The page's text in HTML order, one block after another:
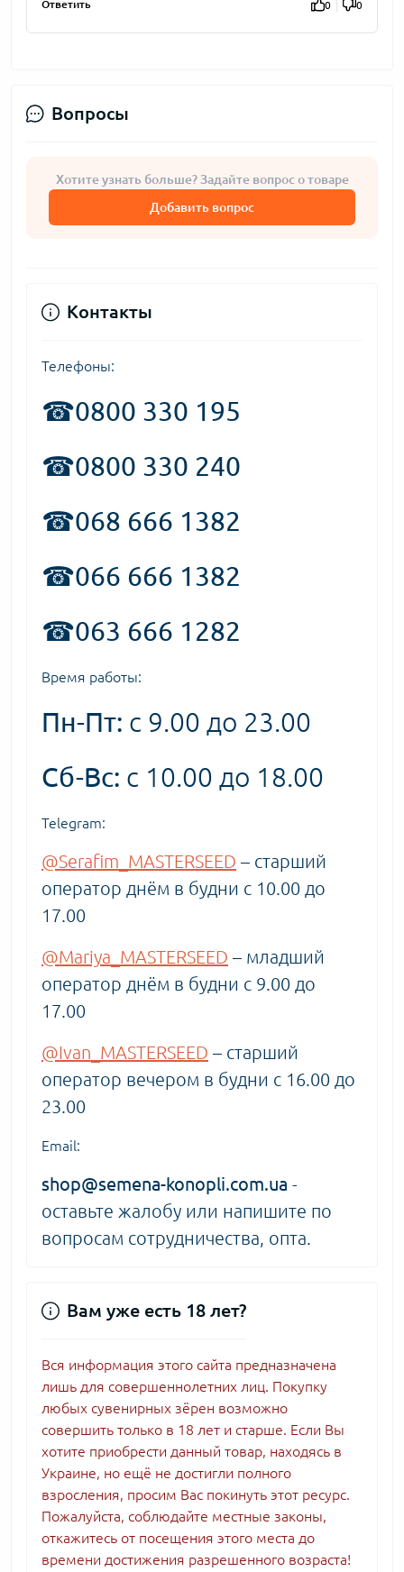
Ответить 0 0
Вопросы
Хотите узнать больше? Задайте вопрос о товаре
Добавить вопрос
Контакты
Телефоны:
☎0800 330 195
☎0800 330 240
☎068 666 1382
☎066 666 1382
☎063 666 1282
Время работы:
Пн-Пт: с 9.00 до 23.00
Сб-Вс: с 10.00 до 18.00
Telegram:
@Serafim_MASTERSEED – старший
оператор днём в будни с 10.00 до
17.00
@Mariya_MASTERSEED – младший
оператор днём в будни с 9.00 до
17.00
@Ivan_MASTERSEED – старший
оператор вечером в будни с 16.00 до
23.00
Email:
shop@semena-konopli.com.ua -
оставьте жалобу или напишите по
вопросам сотрудничества, опта.
Вам уже есть 18 лет?
Вся информация этого сайта предназначена
лишь для совершеннолетних лиц. Покупку
любых сувенирных зёрен возможно
совершить только в 18 лет и старше. Если Вы
хотите приобрести данный товар, находясь в
Украине, но ещё не достигли полного
взросления, просим Вас покинуть этот ресурс.
Пожалуйста, соблюдайте местные законы,
откажитесь от посещения этого места до
времени достижения разрешенного возраста!